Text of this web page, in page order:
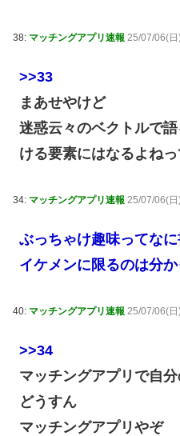
38: マッチングアプリ速報 25/07/06(
>>33
まあせやけど
迷惑云々のベクトルで
ける要素にはなるよねっ
34: マッチングアプリ速報 25/07/06(日
ぶっちゃけ趣味ってな
イケメンに限るのは分
40: マッチングアプリ速報 25/07/06(
>>34
マッチングアプリで自
どうすん
マッチングアプリやぞ